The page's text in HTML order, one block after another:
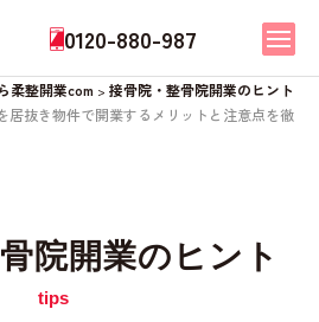
0120-880-987
柔整開業com > 接骨院・整骨院開業のヒント
居抜き物件で開業するメリットと注意点を徹
院開業のヒント